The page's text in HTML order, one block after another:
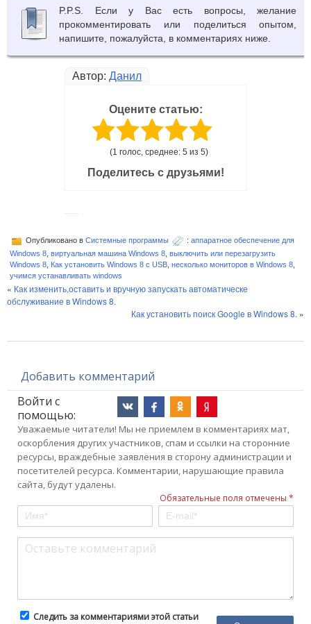
P.P.S. Если у Вас есть вопросы, желание
прокомментировать или поделиться опытом,
напишите, пожалуйста, в комментариях ниже.
Автор: Данил
Оцените статью:
(1 голос, среднее: 5 из 5)
Поделитесь с друзьями!
Опубликовано в Системные программы : аппаратное обеспечение для
Windows 8 виртуальная машина Windows 8 выключить или перезагрузить
Windows 8
Как установить Windows 8 с USB несколько мониторов в Windows 8
учимся устанавливать windows
« Как изменить,оставить и вручную запускать автоматическе
обслуживание в Windows 8.
Как установить поиск Google в Windows 8. »
Добавить комментарий
Войти с
помощью:
Уважаемые читатели! Мы не приемлем в комментариях мат,
оскорбления других участников, спам и ссылки на сторонние
ресурсы, враждебные заявления в сторону администрации и
посетителей ресурса. Комментарии, нарушающие правила
сайта, будут удалены.
Обязательные поля отмечены *
Следить за комментариями этой статьи